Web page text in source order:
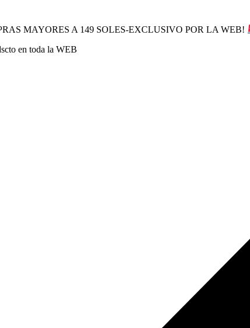
MAYORES A 149 SOLES-EXCLUSIVO POR LA WEB!
en toda la WEB